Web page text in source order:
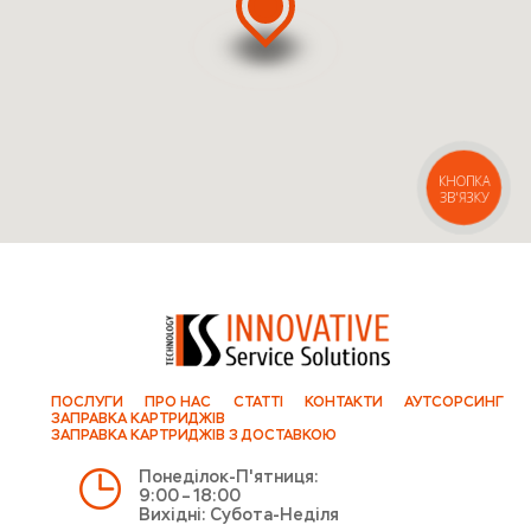
Понеділок-П'ятниця:
9:00 – 18:00
Вихідні: Субота-Неділя
ПОСЛУГИ ПРО НАС СТАТТІ КОНТАКТИ
АУТСОРСИНГ
ЗАПРАВКА КАРТРИДЖІВ
ЗАПРАВКА КАРТРИДЖІВ З ДОСТАВКОЮ
КНОПКА
ЗВ'ЯЗКУ